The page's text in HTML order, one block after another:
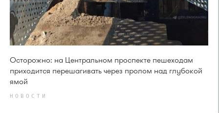
Осторожно: на Центральном проспекте пешеходам
приходится перешагивать через пролом над глубокой
ямой
НОВОСТИ